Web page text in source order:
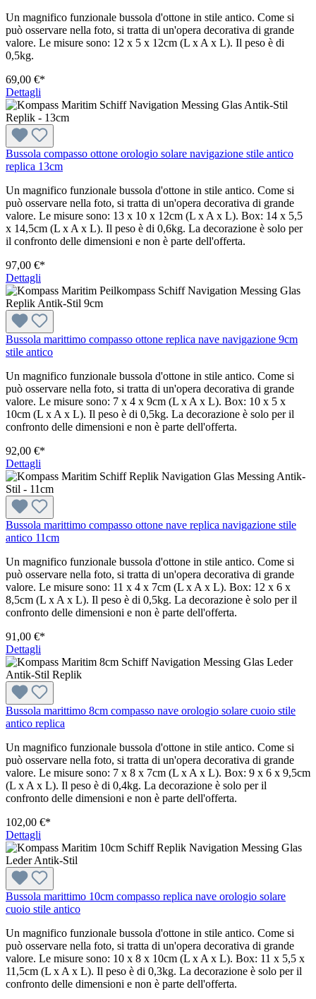
Un magnifico funzionale bussola d'ottone in stile antico. Come si
può osservare nella foto, si tratta di un'opera decorativa di grande
valore. Le misure sono: 12 x 5 x 12cm (L x A x L). Il peso è di
0,5kg.
69,00 €*
Dettagli
Bussola compasso ottone orologio solare navigazione stile antico
replica 13cm
Un magnifico funzionale bussola d'ottone in stile antico. Come si
può osservare nella foto, si tratta di un'opera decorativa di grande
valore. Le misure sono: 13 x 10 x 12cm (L x A x L). Box: 14 x 5,5
x 14,5cm (L x A x L). Il peso è di 0,6kg. La decorazione è solo per
il confronto delle dimensioni e non è parte dell'offerta.
97,00 €*
Dettagli
Bussola marittimo compasso ottone replica nave navigazione 9cm
stile antico
Un magnifico funzionale bussola d'ottone in stile antico. Come si
può osservare nella foto, si tratta di un'opera decorativa di grande
valore. Le misure sono: 7 x 4 x 9cm (L x A x L). Box: 10 x 5 x
10cm (L x A x L). Il peso è di 0,5kg. La decorazione è solo per il
confronto delle dimensioni e non è parte dell'offerta.
92,00 €*
Dettagli
Bussola marittimo compasso ottone nave replica navigazione stile
antico 11cm
Un magnifico funzionale bussola d'ottone in stile antico. Come si
può osservare nella foto, si tratta di un'opera decorativa di grande
valore. Le misure sono: 11 x 4 x 7cm (L x A x L). Box: 12 x 6 x
8,5cm (L x A x L). Il peso è di 0,5kg. La decorazione è solo per il
confronto delle dimensioni e non è parte dell'offerta.
91,00 €*
Dettagli
Bussola marittimo 8cm compasso nave orologio solare cuoio stile
antico replica
Un magnifico funzionale bussola d'ottone in stile antico. Come si
può osservare nella foto, si tratta di un'opera decorativa di grande
valore. Le misure sono: 7 x 8 x 7cm (L x A x L). Box: 9 x 6 x 9,5cm
(L x A x L). Il peso è di 0,4kg. La decorazione è solo per il
confronto delle dimensioni e non è parte dell'offerta.
102,00 €*
Dettagli
Bussola marittimo 10cm compasso replica nave orologio solare
cuoio stile antico
Un magnifico funzionale bussola d'ottone in stile antico. Come si
può osservare nella foto, si tratta di un'opera decorativa di grande
valore. Le misure sono: 10 x 8 x 10cm (L x A x L). Box: 11 x 5,5 x
11,5cm (L x A x L). Il peso è di 0,3kg. La decorazione è solo per il
confronto delle dimensioni e non è parte dell'offerta.